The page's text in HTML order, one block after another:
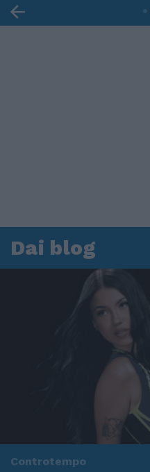
Dai blog
Controtempo